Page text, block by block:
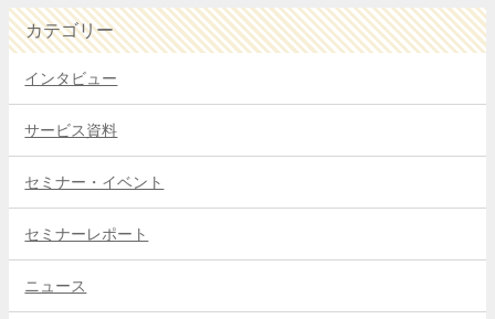
カテゴリー
インタビュー
サービス資料
セミナー・イベント
セミナーレポート
ニュース